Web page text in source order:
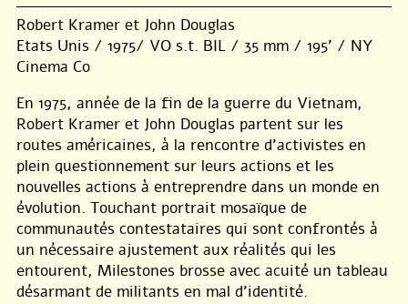
Robert Kramer et John Douglas
Etats Unis / 1975/ VO s.t. BIL / 35 mm / 195’ / NY
Cinema Co
En 1975, année de la fin de la guerre du Vietnam,
Robert Kramer et John Douglas partent sur les
routes américaines, à la rencontre d’activistes en
plein questionnement sur leurs actions et les
nouvelles actions à entreprendre dans un monde en
évolution. Touchant portrait mosaïque de
communautés contestataires qui sont confrontés à
un nécessaire ajustement aux réalités qui les
entourent, Milestones brosse avec acuité un tableau
désarmant de militants en mal d’identité.